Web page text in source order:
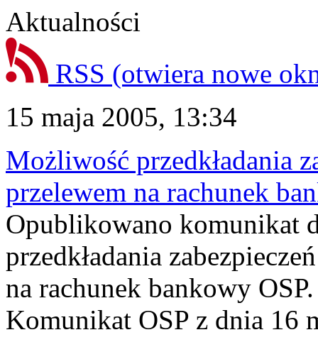
Aktualności
RSS (otwiera nowe
15 maja 2005, 13:34
Możliwość przedkładania
przelewem na rachunek
Opublikowano komunikat
przedkładania
na rachunek bankowy
Komunikat OSP z dnia 16